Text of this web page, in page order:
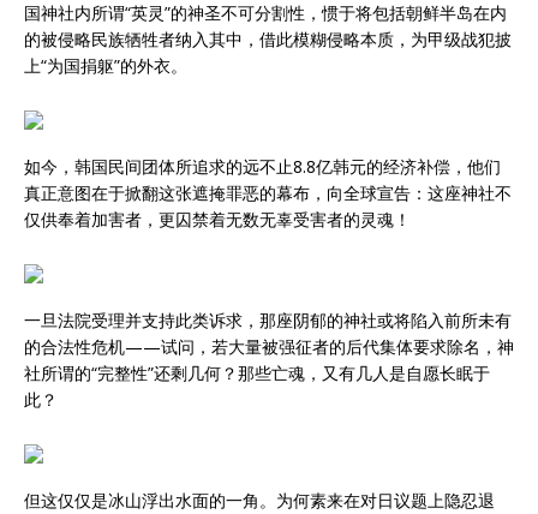
国神社内所谓“英灵”的神圣不可分割性，惯于将包括朝鲜半岛在内
的被侵略民族牺牲者纳入其中，借此模糊侵略本质，为甲级战犯披
上“为国捐躯”的外衣。
如今，韩国民间团体所追求的远不止8.8亿韩元的经济补偿，他们
真正意图在于掀翻这张遮掩罪恶的幕布，向全球宣告：这座神社不
仅供奉着加害者，更囚禁着无数无辜受害者的灵魂！
一旦法院受理并支持此类诉求，那座阴郁的神社或将陷入前所未有
的合法性危机——试问，若大量被强征者的后代集体要求除名，神
社所谓的“完整性”还剩几何？那些亡魂，又有几人是自愿长眠于
此？
但这仅仅是冰山浮出水面的一角。为何素来在对日议题上隐忍退